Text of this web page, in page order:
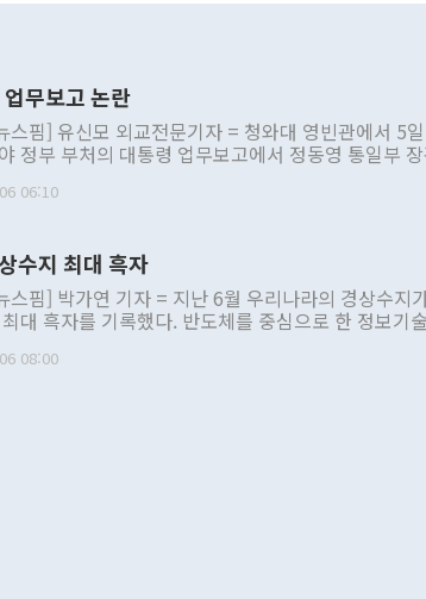
무보고 논란
스핌] 유신모 외교전문기자 = 청와대 영빈관에서 5일
정부 부처의 대통령 업무보고에서 정동영 통일부
는 정부 내 조율을 거치지 않은 사안을 정책으로 추진
망에 근거한 비현실적 구상'이라는 비판을 내놨다. 그
정책 관련 발언이 물의를 빚은 적은 여러 번 있지만
관이 공개적으로 부정적 입장을 표명한 것은 이례
한 대북 접근법과 월권을 제어해야 한다는 목소리도
고도 했다. 또 "현 시점에서 흘러간 선(先)비핵화만 되
대화의 동력을 확보하기 위해 최선을 다할 것"이라고
06:10
수지 최대 흑자
스핌] 박가연 기자 = 지난 6월 우리나라의 경상수지
대 흑자를 기록했다. 반도체를 중심으로 한 정보기
6월 국제수지(잠정)'에 따르
준 처음으로 1000억달러를 넘어섰다. 상품수입은
증했고 컴퓨터·주변기기(SSD)는 282.7% 증가했다
늘었으며 비IT 품목도 ▲석유제품(47.5%) ▲
08:00